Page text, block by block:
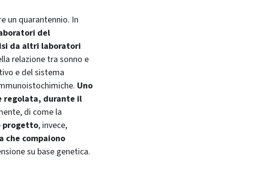
un quarantennio. In
del
da altri laboratori
relazione tra sonno e
e del sistema
Uno
regolata, durante il
di come la
progetto, invece,
compaiono
su base genetica.